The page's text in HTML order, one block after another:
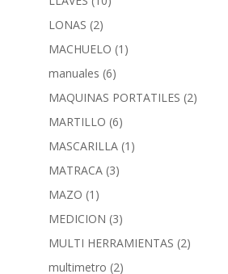
LONAS (2)
MACHUELO (1)
manuales (6)
MAQUINAS PORTATILES (2)
MARTILLO (6)
MASCARILLA (1)
MATRACA (3)
MAZO (1)
MEDICION (3)
MULTI HERRAMIENTAS (2)
multimetro (2)